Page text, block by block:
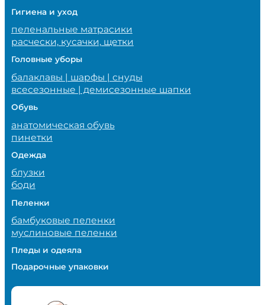
Гигиена и уход
пеленальные матрасики
расчески, кусачки, щетки
Головные уборы
балаклавы | шарфы | снуды
всесезонные | демисезонные шапки
Обувь
анатомическая обувь
пинетки
Одежда
блузки
боди
Пеленки
бамбуковые пеленки
муслиновые пеленки
Пледы и одеяла
Подарочные упаковки